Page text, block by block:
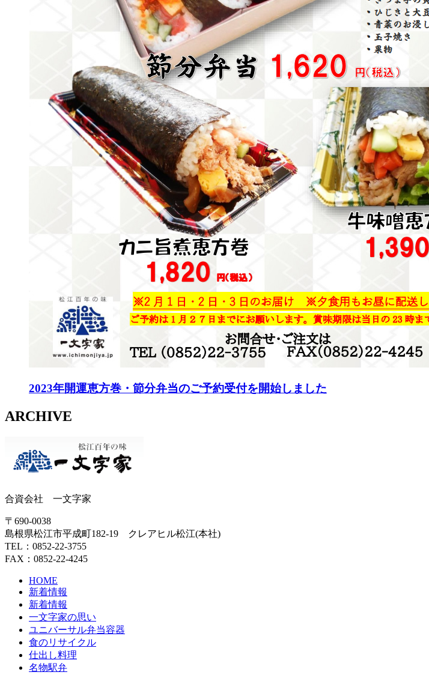
2023年開運恵方巻・節分弁当のご予約受付を開始しました
ARCHIVE
合資会社 一文字家
〒690-0038
島根県松江市平成町182-19 クレアヒル松江(本社)
TEL：0852-22-3755
FAX：0852-22-4245
HOME
新着情報
新着情報
一文字家の思い
ユニバーサル弁当容器
食のリサイクル
仕出し料理
名物駅弁